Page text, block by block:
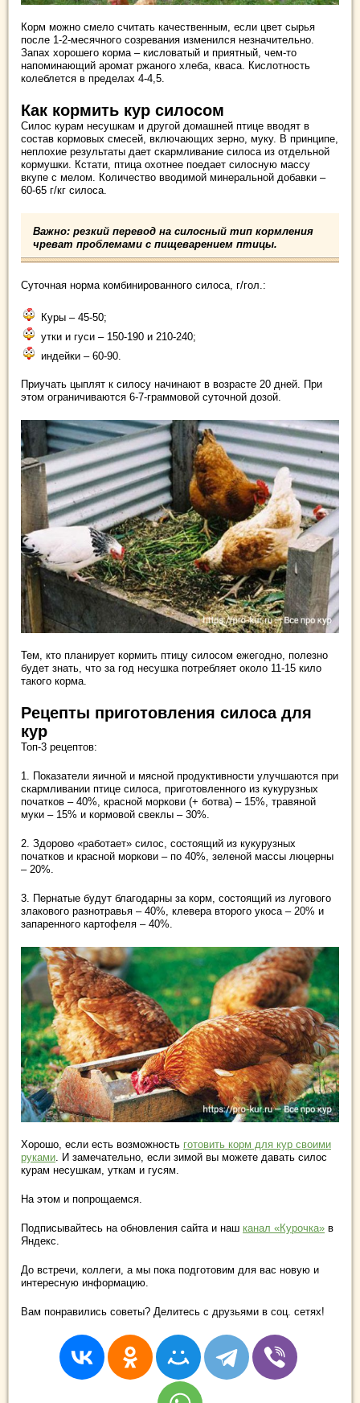
Корм можно смело считать качественным, если цвет сырья
после 1-2-месячного созревания изменился незначительно.
Запах хорошего корма – кисловатый и приятный, чем-то
напоминающий аромат ржаного хлеба, кваса. Кислотность
колеблется в пределах 4-4,5.
Как кормить кур силосом
Силос курам несушкам и другой домашней птице вводят в
состав кормовых смесей, включающих зерно, муку. В принципе,
неплохие результаты дает скармливание силоса из отдельной
кормушки. Кстати, птица охотнее поедает силосную массу
вкупе с мелом. Количество вводимой минеральной добавки –
60-65 г/кг силоса.
Важно: резкий перевод на силосный тип кормления
чреват проблемами с пищеварением птицы.
Суточная норма комбинированного силоса, г/гол.:
Куры – 45-50;
утки и гуси – 150-190 и 210-240;
индейки – 60-90.
Приучать цыплят к силосу начинают в возрасте 20 дней. При
этом ограничиваются 6-7-граммовой суточной дозой.
Тем, кто планирует кормить птицу силосом ежегодно, полезно
будет знать, что за год несушка потребляет около 11-15 кило
такого корма.
Рецепты приготовления силоса для
кур
Топ-3 рецептов:
1. Показатели яичной и мясной продуктивности улучшаются при
скармливании птице силоса, приготовленного из кукурузных
початков – 40%, красной моркови (+ ботва) – 15%, травяной
муки – 15% и кормовой свеклы – 30%.
2. Здорово «работает» силос, состоящий из кукурузных
початков и красной моркови – по 40%, зеленой массы люцерны
– 20%.
3. Пернатые будут благодарны за корм, состоящий из лугового
злакового разнотравья – 40%, клевера второго укоса – 20% и
запаренного картофеля – 40%.
Хорошо, если есть возможность готовить корм для кур своими
руками . И замечательно, если зимой вы можете давать силос
курам несушкам, уткам и гусям.
На этом и попрощаемся.
Подписывайтесь на обновления сайта и наш канал «Курочка» в
Яндекс.
До встречи, коллеги, а мы пока подготовим для вас новую и
интересную информацию.
Вам понравились советы? Делитесь с друзьями в соц. сетях!